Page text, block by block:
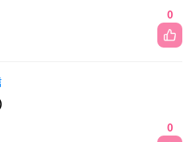
0
0